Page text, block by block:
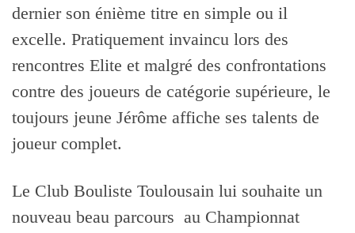
dernier son énième titre en simple ou il
excelle. Pratiquement invaincu lors des
rencontres Elite et malgré des confrontations
contre des joueurs de catégorie supérieure, le
toujours jeune Jérôme affiche ses talents de
joueur complet.
Le Club Bouliste Toulousain lui souhaite un
nouveau beau parcours au Championnat